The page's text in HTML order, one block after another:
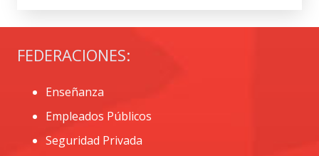
FEDERACIONES:
Enseñanza
Empleados Públicos
Seguridad Privada